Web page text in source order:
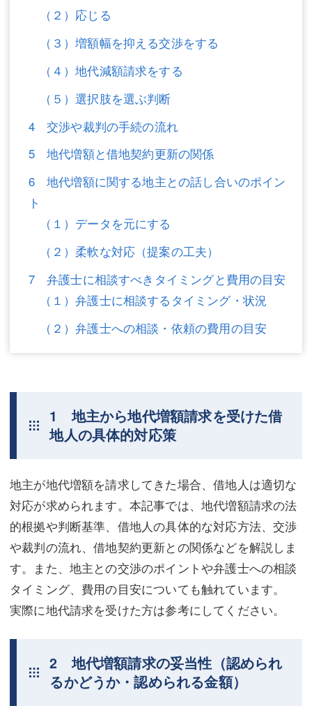
債務整理
マスコミ取材・実績
アクセス
東京事務所 (新宿・四谷)
埼玉事務所 (さいたま市)
川口事務所（埼玉県川口市）
マスコミ取材・実績
アクセス
東京事務所 (新宿・四谷)
埼玉事務所 (さいたま市)
川口事務所（埼玉県川口市）
お問い合せフォーム
（２）応じる
（３）増額幅を抑える交渉をする
（４）地代減額請求をする
（５）選択肢を選ぶ判断
4 交渉や裁判の手続の流れ
5 地代増額と借地契約更新の関係
6 地代増額に関する地主との話し合いのポイン
ト
（１）データを元にする
（２）柔軟な対応（提案の工夫）
7 弁護士に相談すべきタイミングと費用の目安
（１）弁護士に相談するタイミング・状況
（２）弁護士への相談・依頼の費用の目安
1 地主から地代増額請求を受けた借
地人の具体的対応策
地主が地代増額を請求してきた場合、借地人は適切な
対応が求められます。本記事では、地代増額請求の法
的根拠や判断基準、借地人の具体的な対応方法、交渉
や裁判の流れ、借地契約更新との関係などを解説しま
す。また、地主との交渉のポイントや弁護士への相談
タイミング、費用の目安についても触れています。
実際に地代請求を受けた方は参考にしてください。
2 地代増額請求の妥当性（認められ
るかどうか・認められる金額）